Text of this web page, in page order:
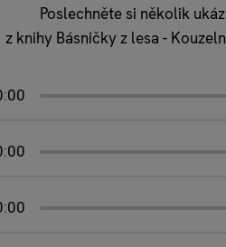
Poslechněte si několik
z knihy Básničky z lesa -